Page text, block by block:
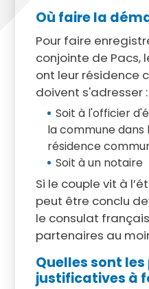
Où faire la
Pour faire
conjointe de Pacs,
ont leur résidence
doivent s'adresser :
Soit à l'officier
la commune dans
résidence
Soit à un notaire
Si le couple vit à
peut être conclu
le consulat
partenaires au
Quelles sont les
justificatives à